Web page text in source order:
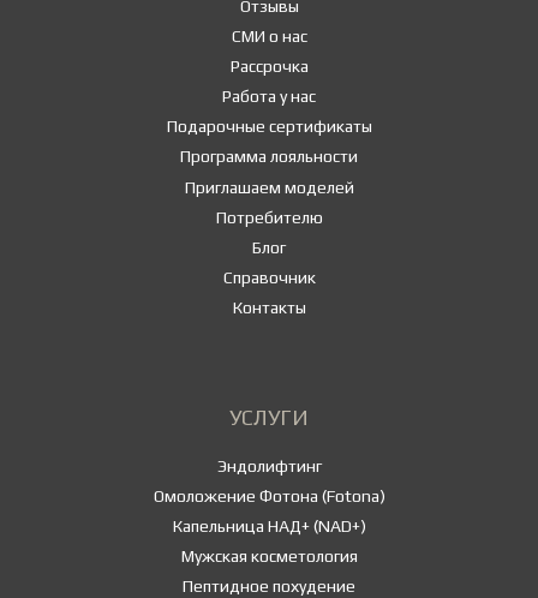
Отзывы
СМИ о нас
Рассрочка
Работа у нас
Подарочные сертификаты
Программа лояльности
Приглашаем моделей
Потребителю
Блог
Справочник
Контакты
УСЛУГИ
Эндолифтинг
Омоложение Фотона (Fotona)
Капельница НАД+ (NAD+)
Мужская косметология
Пептидное похудение